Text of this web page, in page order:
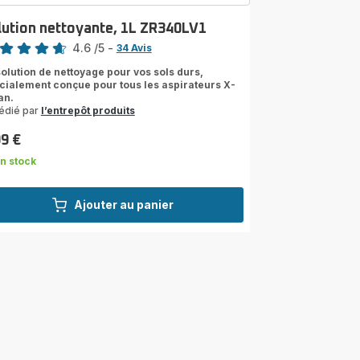
Ajouter au panier
nettoyante, 1L ZR340LV1
4.6 /5 - 34 Avis
de nettoyage pour vos sols durs,
conçue pour tous les aspirateurs X-
par l’entrepôt produits
€
stock